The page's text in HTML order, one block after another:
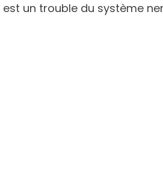
un trouble du système